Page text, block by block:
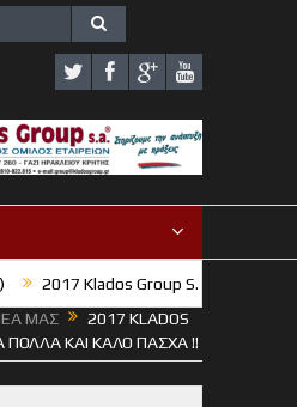
2017 Klados Group S.A. : Χρόνια
ΜΑΣ
2017 KLADOS
ΠΟΛΛΆ ΚΑΙ ΚΑΛΌ ΠΆΣΧΑ !!